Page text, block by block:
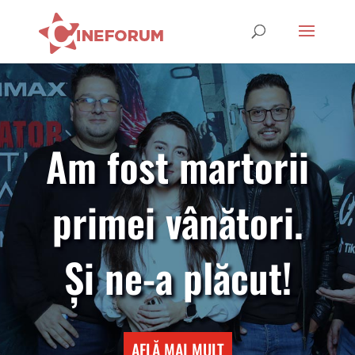
Am fost martorii
primei vânători.
Și ne-a plăcut!
AFLĂ MAI MULT